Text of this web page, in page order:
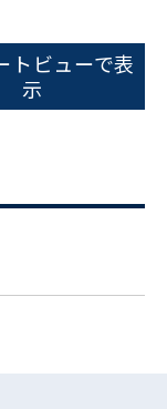
トビューで表
示